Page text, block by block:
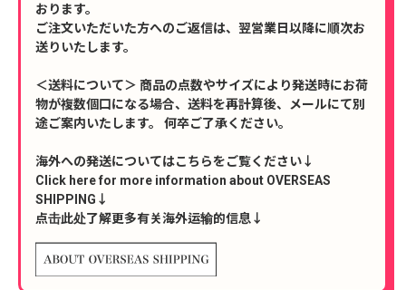
おります。
ご注文いただいた方へのご返信は、翌営業日以降に順次お
送りいたします。
＜送料について＞ 商品の点数やサイズにより発送時にお荷
物が複数個口になる場合、送料を再計算後、メールにて別
途ご案内いたします。 何卒ご了承ください。
海外への発送についてはこちらをご覧ください↓
Click here for more information about OVERSEAS
SHIPPING↓
点击此处了解更多有关海外运输的信息↓